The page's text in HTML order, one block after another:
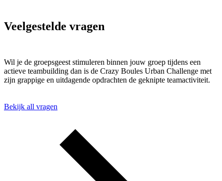
Veelgestelde vragen
Wil je de groepsgeest stimuleren binnen jouw groep tijdens een
actieve teambuilding dan is de Crazy Boules Urban Challenge met
zijn grappige en uitdagende opdrachten de geknipte teamactiviteit.
Bekijk all vragen